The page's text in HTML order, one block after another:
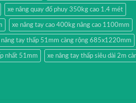
xe nâng quay đổ phuy 350kg cao 1.4 mét
xe nâng tay cao 400kg nâng cao 1100mm
nâng tay thấp 51mm càng rộng 685x1220mm
nhất 51mm xe nâng tay thấp siêu dài 2m